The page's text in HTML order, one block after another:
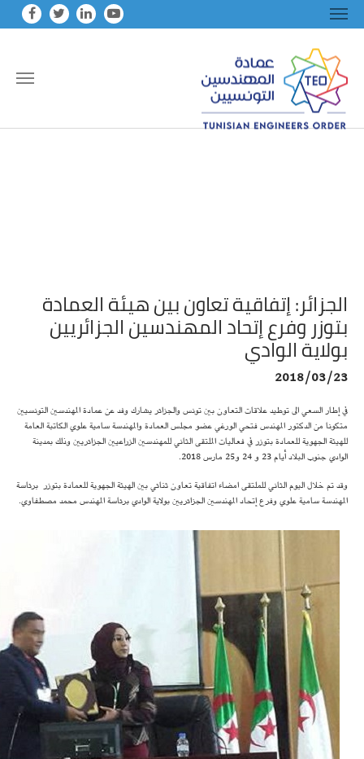
الجزائر: إتفاقية تعاون بين هيئة العمادة
بتوزر وفرع إتحاد المهندسين الجزائريين
بولاية الوادي
2018/03/23
في إطار السعي الى توطيد علاقات التعاون بين تونس والجزائر يشارك وفد عن عمادة المهندسين التونسيين
متكونا من الدكتور المهندس فتحي الورغي عضو مجلس العمادة والمهندسة سامية علوي الكاتبة العامة
للهيئة الجهوية للعمادة بتوزر في فعاليات الملتقى الثاني للمهندسين الزراعيين الجزائريين وذلك بمدينة
الوادي جنوب البلاد أيام 23 و 24 و25 مارس 2018.
وقد تم خلال اليوم الثاني للملتقى امضاء اتفاقية تعاون ثنائي بين الهيئة الجهوية للعمادة بتوزر برئاسة
المهندسة سامية علوي وفرع إتحاد المهندسين الجزائريين بولاية الوادي برئاسة المهندس محمد مصطفاوي.